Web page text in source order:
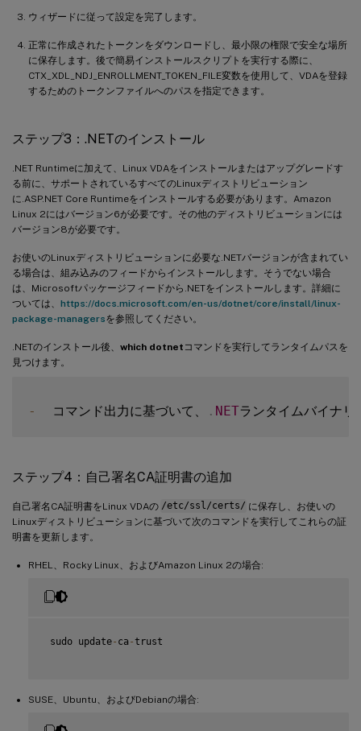
ウィザードに従って設定を完了します。
正常に作成されたトークンをダウンロードし、最小限の権限で安全な場所
に保存します。後で簡易インストールスクリプトを実行する際に、
CTX_XDL_NDJ_ENROLLMENT_TOKEN_FILE変数を使用して、VDAを登録
するためのトークンファイルへのパスを指定できます。
ステップ3：.NETのインストール
.NET Runtimeに加えて、Linux VDAをインストールまたはアップグレードす
る前に、サポートされているすべてのLinuxディストリビューション
に.ASP.NET Core Runtimeをインストールする必要があります。Amazon
Linux 2にはバージョン6が必要です。その他のディストリビューションには
バージョン8が必要です。
お使いのLinuxディストリビューションに必要な.NETバージョンが含まれてい
る場合は、組み込みのフィードからインストールします。そうでない場合
は、Microsoftパッケージフィードから.NETをインストールします。詳細に
ついては、 https://docs.microsoft.com/en-us/dotnet/core/install/linux-
package-managersを参照してください。
.NETのインストール後、 which dotnet コマンドを実行してランタイムパスを
見つけます。
-
  コマンド出力に基づいて、
. NETランタイムバイナ
ステップ4：自己署名CA証明書の追加
自己署名CA証明書をLinux VDAの /etc/ssl/certs/ に保存し、お使いの
Linuxディストリビューションに基づいて次のコマンドを実行してこれらの証
明書を更新します。
RHEL、Rocky Linux、およびAmazon Linux 2の場合:
sudo update- ca-trust
SUSE、Ubuntu、およびDebianの場合: